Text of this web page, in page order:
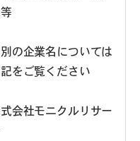
の企業名については
をご覧ください
会社モニクルリサー